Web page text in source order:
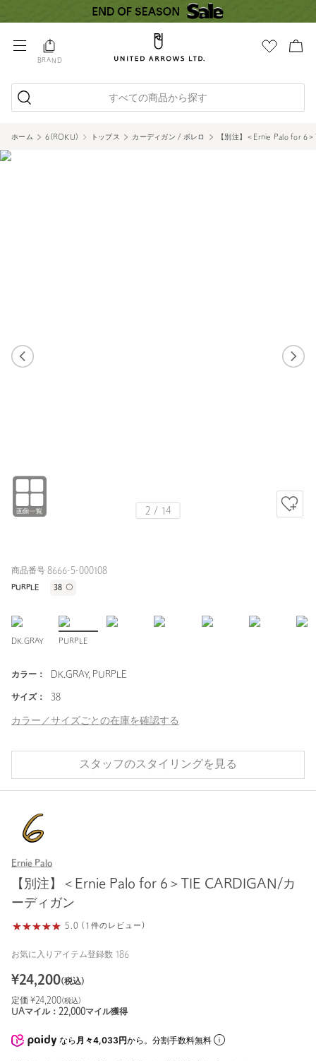
BRAND
すべての商品から探す
ホーム 6(ROKU) トップス カーディガン / ボレロ 【別注】＜Ernie Palo for 6
2 / 14
商品番号 8666-5-000108
PURPLE 38 〇
DK.GRAY PURPLE
カラー： DK.GRAY, PURPLE
サイズ： 38
カラー／サイズごとの在庫を確認する
スタッフのスタイリングを見る
Ernie Palo
【別注】＜Ernie Palo for 6＞TIE CARDIGAN/カ
ーディガン
5.0 (1件のレビュー)
お気に入りアイテム登録数 186
¥24,200(税込)
定価 ¥24,200(税込)
UAマイル： 22,000マイル獲得
なら 月々4,033円から。分割手数料無料
DK.GRAY
1 14